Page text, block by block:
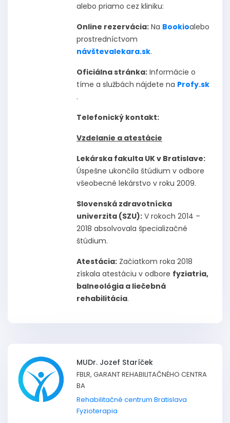
alebo priamo cez kliniku:
Online rezervácia: Na Bookioalebo
prostredníctvom
návštevalekara.sk.
Oficiálna stránka: Informácie o
tíme a službách nájdete na Profy.sk
.
Telefonický kontakt:
Vzdelanie a atestácie
Lekárska fakulta UK v Bratislave:
Úspešne ukončila štúdium v odbore
všeobecné lekárstvo v roku 2009.
Slovenská zdravotnícka
univerzita (SZU): V rokoch 2014 –
2018 absolvovala špecializačné
štúdium.
Atestácia: Začiatkom roka 2018
získala atestáciu v odbore fyziatria,
balneológia a liečebná
rehabilitácia.
MUDr. Jozef Staríček
FBLR, GARANT REHABILITAČNÉHO CENTRA
BA
Rehabilitačné centrum Bratislava
Fyzioterapia